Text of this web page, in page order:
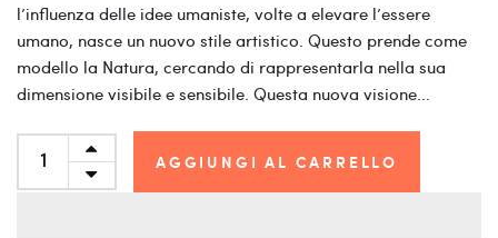
l’influenza delle idee umaniste, volte a elevare l’essere
umano, nasce un nuovo stile artistico. Questo prende come
modello la Natura, cercando di rappresentarla nella sua
dimensione visibile e sensibile. Questa nuova visione...
AGGIUNGI AL CARRELLO